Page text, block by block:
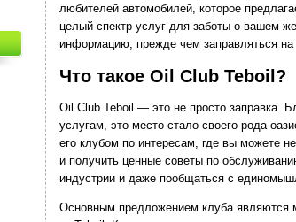
любителей автомобилей, которое
целый спектр услуг для заботы о вашем
информацию, прежде чем заправляться на
Что такое Oil Club Teboil?
Oil Club Teboil — это не просто заправка.
услугам, это место стало своего рода
его клубом по интересам, где вы можете
и получить ценные советы по
индустрии и даже пообщаться с
Основным предложением клуба являются